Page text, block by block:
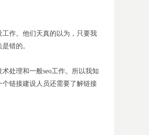
作。他们天真的以为，只要我
错的。
处理和一般seo工作。所以我知
链接建设人员还需要了解链接